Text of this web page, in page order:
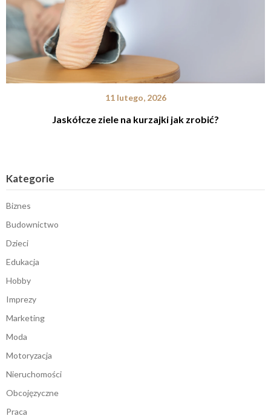
11 lutego, 2026
Jaskółcze ziele na kurzajki jak zrobić?
Kategorie
Biznes
Budownictwo
Dzieci
Edukacja
Hobby
Imprezy
Marketing
Moda
Motoryzacja
Nieruchomości
Obcojęzyczne
Praca